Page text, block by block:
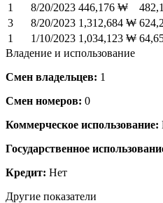
1
8/20/2023 446,176 ₩
3
8/20/2023 1,312,684 ₩
1
1/10/2023 1,034,123 ₩
Владение и использование
Смен владельцев: 1
Смен номеров: 0
Коммерческое использование:
Государственное
Кредит: Нет
Другие показатели